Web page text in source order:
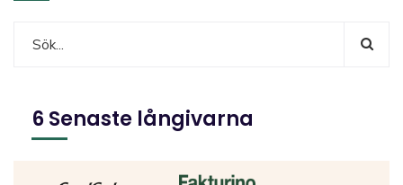
6 Senaste långivarna